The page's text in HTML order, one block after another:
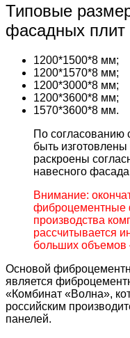
Типовые
фасадных плит
1200*1500*8 мм;
1200*1570*8 мм;
1200*3000*8 мм;
1200*3600*8 мм;
1570*3600*8 мм.
По согласованию
быть
раскроены
навесного
Внимание:
фиброцементные
производства
рассчитывается
больших объемов
Основой
является
«Комбинат «Волна»,
российским
панелей.